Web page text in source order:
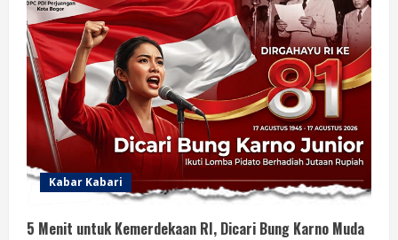
Kabar Kabari
5 Menit untuk Kemerdekaan RI, Dicari Bung Karno Muda